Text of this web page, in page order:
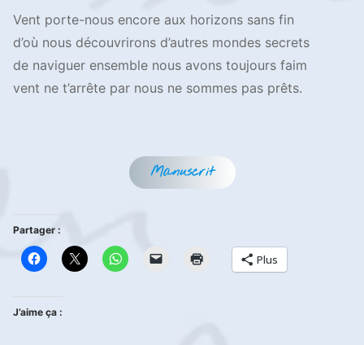
Vent porte-nous encore aux horizons sans fin
d’où nous découvrirons d’autres mondes secrets
de naviguer ensemble nous avons toujours faim
vent ne t’arrête par nous ne sommes pas prêts.
Manuscrit
Partager :
Plus
J’aime ça :